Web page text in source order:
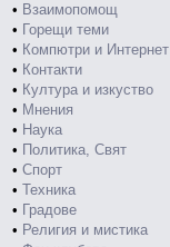
• Взаимопомощ
• Горещи теми
• Компютри и Интернет
• Контакти
• Култура и изкуство
• Мнения
• Наука
• Политика, Свят
• Спорт
• Техника
• Градове
• Религия и мистика